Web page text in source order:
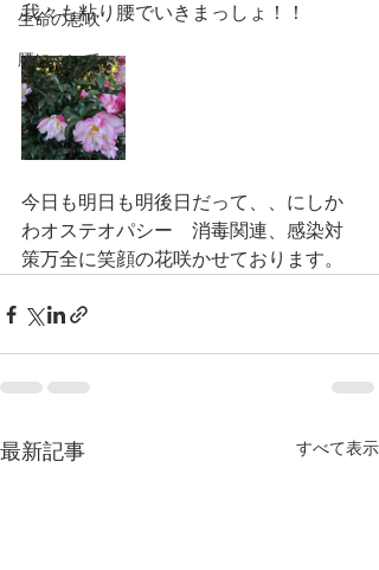
生命の息吹
腰について
我々も粘り腰でいきまっしょ！！
今日も明日も明後日だって、、にしか
わオステオパシー　消毒関連、感染対
策万全に笑顔の花咲かせております。
最新記事 すべて表示